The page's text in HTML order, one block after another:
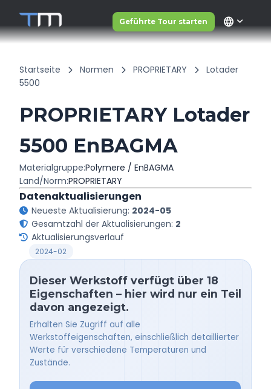
Geführte Tour starten language
Startseite Normen PROPRIETARY
Lotader
5500
PROPRIETARY Lotader
5500 EnBAGMA
Materialgruppe:Polymere / EnBAGMA
Land/Norm:PROPRIETARY
Datenaktualisierungen
Neueste Aktualisierung: 2024-05
Gesamtzahl der Aktualisierungen: 2
Aktualisierungsverlauf
2024-02
Dieser Werkstoff verfügt über 18
Eigenschaften – hier wird nur ein Teil
davon angezeigt.
Erhalten Sie Zugriff auf alle
Werkstoffeigenschaften, einschließlich detaillierter
Werte für verschiedene Temperaturen und
Zustände.